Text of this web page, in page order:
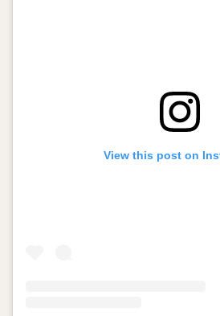
View this post on